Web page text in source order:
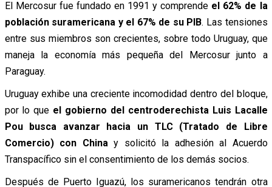
El Mercosur fue fundado en 1991 y comprende el 62% de la
población suramericana y el 67% de su PIB. Las tensiones
entre sus miembros son crecientes, sobre todo Uruguay, que
maneja la economía más pequeña del Mercosur junto a
Paraguay.
Uruguay exhibe una creciente incomodidad dentro del bloque,
por lo que el gobierno del centroderechista Luis Lacalle
Pou busca avanzar hacia un TLC (Tratado de Libre
Comercio) con China y solicitó la adhesión al Acuerdo
Transpacífico sin el consentimiento de los demás socios.
Después de Puerto Iguazú, los suramericanos tendrán otra